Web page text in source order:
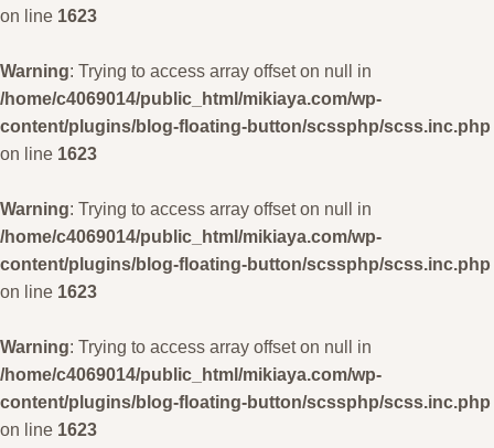
on line 1623
Warning: Trying to access array offset on null in
/home/c4069014/public_html/mikiaya.com/wp-
content/plugins/blog-floating-button/scssphp/scss.inc.php
on line 1623
Warning: Trying to access array offset on null in
/home/c4069014/public_html/mikiaya.com/wp-
content/plugins/blog-floating-button/scssphp/scss.inc.php
on line 1623
Warning: Trying to access array offset on null in
/home/c4069014/public_html/mikiaya.com/wp-
content/plugins/blog-floating-button/scssphp/scss.inc.php
on line 1623